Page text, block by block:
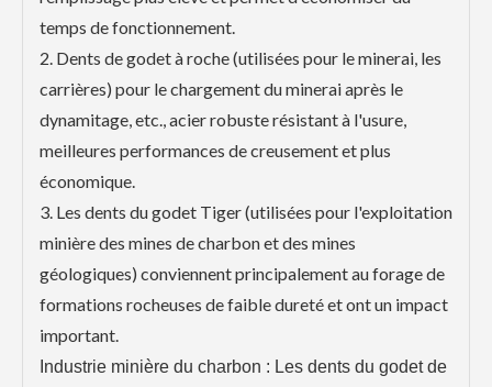
temps de fonctionnement.
2. Dents de godet à roche (utilisées pour le minerai, les
carrières) pour le chargement du minerai après le
dynamitage, etc., acier robuste résistant à l'usure,
meilleures performances de creusement et plus
économique.
3. Les dents du godet Tiger (utilisées pour l'exploitation
minière des mines de charbon et des mines
géologiques) conviennent principalement au forage de
formations rocheuses de faible dureté et ont un impact
important.
Industrie minière du charbon : Les dents du godet de